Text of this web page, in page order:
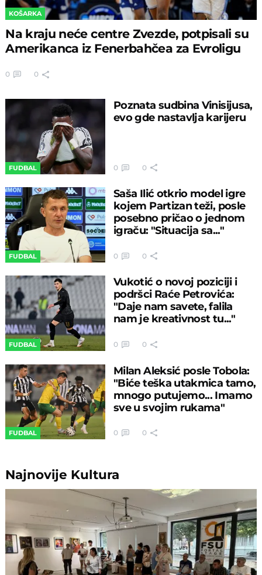
KOŠARKA
Na kraju neće centre Zvezde, potpisali su
Amerikanca iz Fenerbahčea za Evroligu
0 0
FUDBAL
Poznata sudbina Vinisijusa,
evo gde nastavlja karijeru
0 0
FUDBAL
Saša Ilić otkrio model igre
kojem Partizan teži, posle
posebno pričao o jednom
igraču: "Situacija sa..."
0 0
FUDBAL
Vukotić o novoj poziciji i
podršci Raće Petrovića:
"Daje nam savete, falila
nam je kreativnost tu..."
0 0
FUDBAL
Milan Aleksić posle Tobola:
"Biće teška utakmica tamo,
mnogo putujemo... Imamo
sve u svojim rukama"
0 0
Najnovije Kultura